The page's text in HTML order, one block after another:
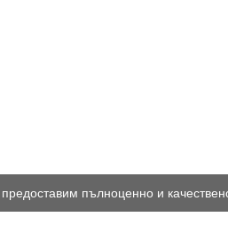
пълноценно и